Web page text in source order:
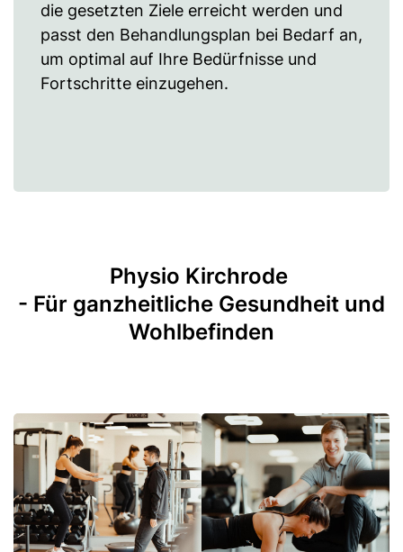
die gesetzten Ziele erreicht werden und
passt den Behandlungsplan bei Bedarf an,
um optimal auf Ihre Bedürfnisse und
Fortschritte einzugehen.
Physio Kirchrode
- Für ganzheitliche Gesundheit und
Wohlbefinden